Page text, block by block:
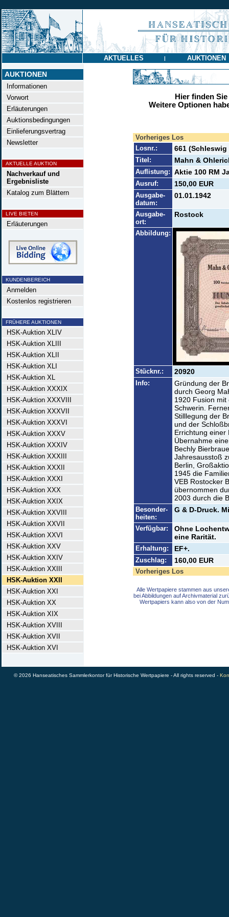
AKTUELLES | AUKTIONEN
AUKTIONEN
Informationen
Vorwort
Erläuterungen
Auktionsbedingungen
Einlieferungsvertrag
Newsletter
AKTUELLE AUKTION
Nachverkauf und
Ergebnisliste
Katalog zum Blättern
LIVE BIETEN
Erläuterungen
KUNDENBEREICH
Anmelden
Kostenlos registrieren
FRÜHERE AUKTIONEN
HSK-Auktion XLIV
HSK-Auktion XLIII
HSK-Auktion XLII
HSK-Auktion XLI
HSK-Auktion XL
HSK-Auktion XXXIX
HSK-Auktion XXXVIII
HSK-Auktion XXXVII
HSK-Auktion XXXVI
HSK-Auktion XXXV
HSK-Auktion XXXIV
HSK-Auktion XXXIII
HSK-Auktion XXXII
HSK-Auktion XXXI
HSK-Auktion XXX
HSK-Auktion XXIX
HSK-Auktion XXVIII
HSK-Auktion XXVII
HSK-Auktion XXVI
HSK-Auktion XXV
HSK-Auktion XXIV
HSK-Auktion XXIII
HSK-Auktion XXII
HSK-Auktion XXI
HSK-Auktion XX
HSK-Auktion XIX
HSK-Auktion XVIII
HSK-Auktion XVII
HSK-Auktion XVI
Hier finden
Weitere Optionen
Vorheriges Los
Losnr.:
661
Titel: Mahn &
Auflistung: Aktie 100 RM
Ausruf: 150,00 EUR
Ausgabe-
datum:
01.01.1942
Ausgabe-
ort:
Rostock
Abbildung:
Stücknr.: 20920
Info:
Gründung der
durch Georg
1920 Fusion mit
Schwerin.
Stilllegung der
und der
Errichtung einer
Übernahme
Bechly
Jahresausstoß
Berlin,
1945 die
VEB Rostocker
übernommen
2003 durch die
Besonder-
heiten:
G & D-Druck.
Verfügbar:
Ohne
eine Rarität.
Erhaltung: EF+.
Zuschlag: 160,00 EUR
Vorheriges Los
Alle Wertpapiere stammen aus
bei Abbildungen auf Archivmaterial
Wertpapiers kann also von der
© 2026 Hanseatisches Sammlerkontor für Historische Wertpapiere - All rights reserved -